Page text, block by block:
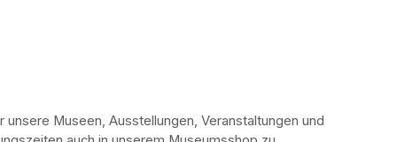
Museen, Ausstellungen, Veranstaltungen und